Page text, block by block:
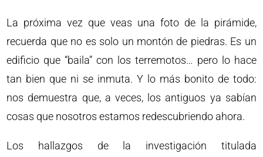
La próxima vez que veas una foto de la pirámide,
recuerda que no es solo un montón de piedras. Es un
edificio que “baila” con los terremotos… pero lo hace
tan bien que ni se inmuta. Y lo más bonito de todo:
nos demuestra que, a veces, los antiguos ya sabían
cosas que nosotros estamos redescubriendo ahora.
Los hallazgos de la investigación titulada